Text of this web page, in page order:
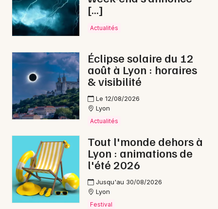
Magazine à Lyon
Choisir mes départements
Mon email
Je m'abonne
[…]
Actualités
Éclipse solaire du 12
août à Lyon : horaires
& visibilité
Le 12/08/2026
Lyon
Actualités
Tout l'monde dehors à
Lyon : animations de
l'été 2026
Jusqu'au 30/08/2026
Lyon
Festival